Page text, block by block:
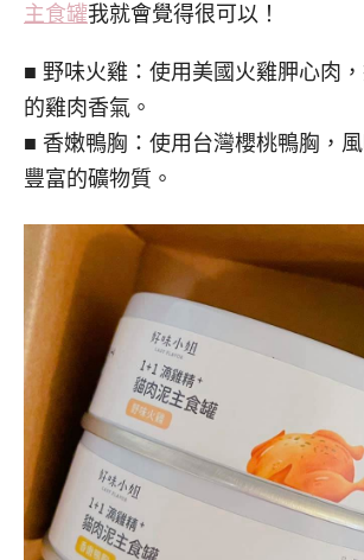
主食罐我就會覺得很可以！
■ 野味火雞：使用美國火雞胛心肉
的雞肉香氣。
■ 香嫩鴨胸：使用台灣櫻桃鴨胸，
豐富的礦物質。